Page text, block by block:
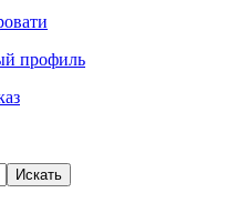
профиль
Искать